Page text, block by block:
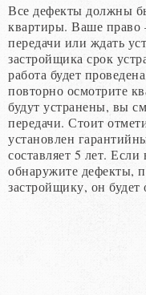
Все дефекты должны
квартиры. Ваше право
передачи или ждать
застройщика срок
работа будет
повторно осмотрите
будут устранены, вы
передачи. Стоит
установлен
составляет 5 лет.
обнаружите дефекты,
застройщику, он будет